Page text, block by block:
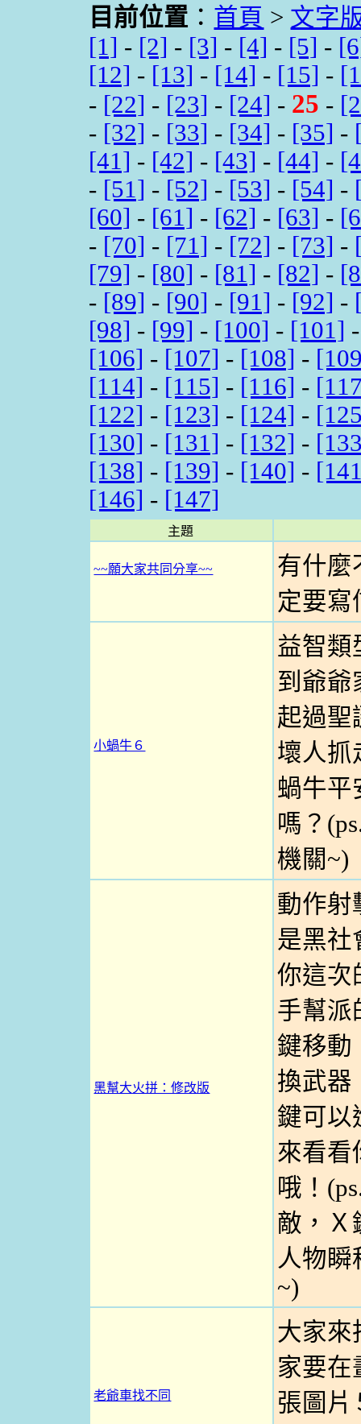
目前位置 ： 首頁 > 文字
[1] - [2] - [3] - [4] - [5] -
[12] - [13] - [14] - [15] -
- [22] - [23] - [24] - 25 -
- [32] - [33] - [34] - [35] -
[41] - [42] - [43] - [44] -
- [51] - [52] - [53] - [54] -
[60] - [61] - [62] - [63] -
- [70] - [71] - [72] - [73] -
[79] - [80] - [81] - [82] -
- [89] - [90] - [91] - [92] -
[98] - [99] - [100] - [101]
[106] - [107] - [108] -
[114] - [115] - [116] -
[122] - [123] - [124] -
[130] - [131] - [132] -
[138] - [139] - [140] -
[146] - [147]
主題
~~願大家共同分享~~
有什麼
定要寫
小蝸牛６
益智類
到爺爺
起過聖
壞人抓
蝸牛平
嗎？
機關~)
黑幫大火拼：修改版
動作射
是黑社
你這次
手幫派
鍵移動
換武器
鍵可以
來看看
哦！
敵，Ｘ
人物瞬
~)
老爺車找不同
大家來
家要在
張圖片